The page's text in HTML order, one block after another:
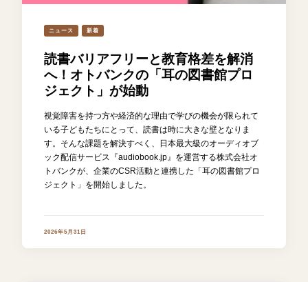
ニュース 新着
読書バリアフリーと教育格差を解消
へ！オトバンクの「耳の図書館プロ
ジェクト」が始動
視覚障害を持つ方や経済的な理由で学びの機会が限られて
いる子どもたちにとって、読書は時に大きな壁となりま
す。そんな課題を解決すべく、日本最大級のオーディオブ
ック配信サービス『audiobook.jp』を運営する株式会社オ
トバンクが、企業のCSR活動と連携した「耳の図書館プロ
ジェクト」を開始しました。
2026年5月31日